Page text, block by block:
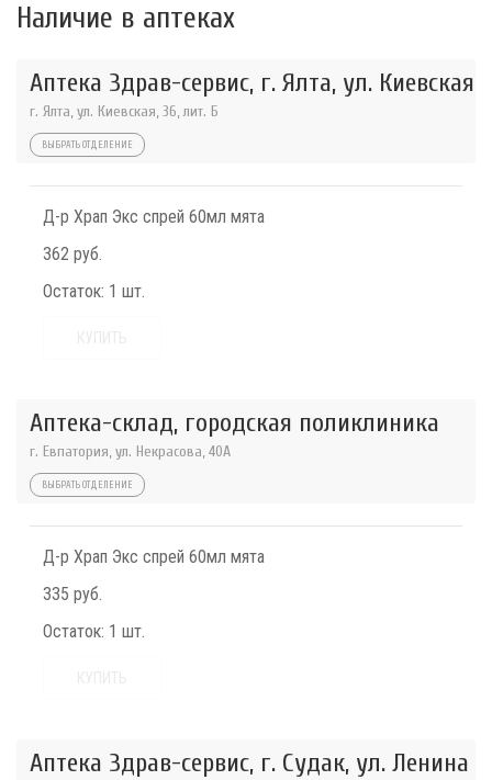
Наличие в аптеках
Аптека Здрав-сервис, г. Ялта, ул. Киевская
г. Ялта, ул. Киевская, 36, лит. Б
ВЫБРАТЬ ОТДЕЛЕНИЕ
Д-р Храп Экс спрей 60мл мята
362 руб.
Остаток: 1 шт.
Аптека-склад, городская поликлиника
г. Евпатория, ул. Некрасова, 40A
ВЫБРАТЬ ОТДЕЛЕНИЕ
Д-р Храп Экс спрей 60мл мята
335 руб.
Остаток: 1 шт.
Аптека Здрав-сервис, г. Судак, ул. Ленина